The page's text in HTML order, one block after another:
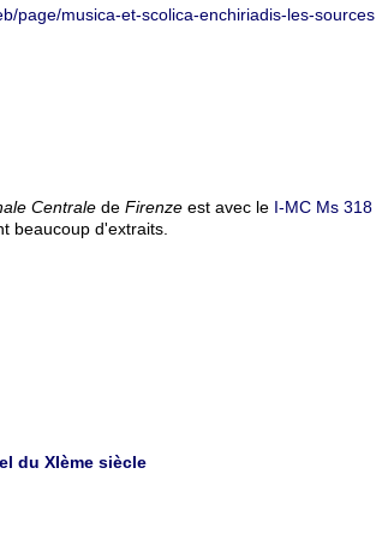
page/musica-et-scolica-enchiriadis-les-sources
Centrale de Firenze est avec le I-MC Ms 318
beaucoup d'extraits.
du XIème siècle